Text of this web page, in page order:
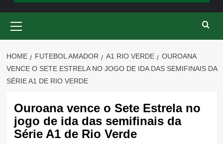
Menu
HOME FUTEBOL AMADOR A1 RIO VERDE
OUROANA
VENCE O SETE ESTRELA NO JOGO DE IDA DAS SEMIFINAIS DA
SÉRIE A1 DE RIO VERDE
Ouroana vence o Sete Estrela no
jogo de ida das semifinais da
Série A1 de Rio Verde